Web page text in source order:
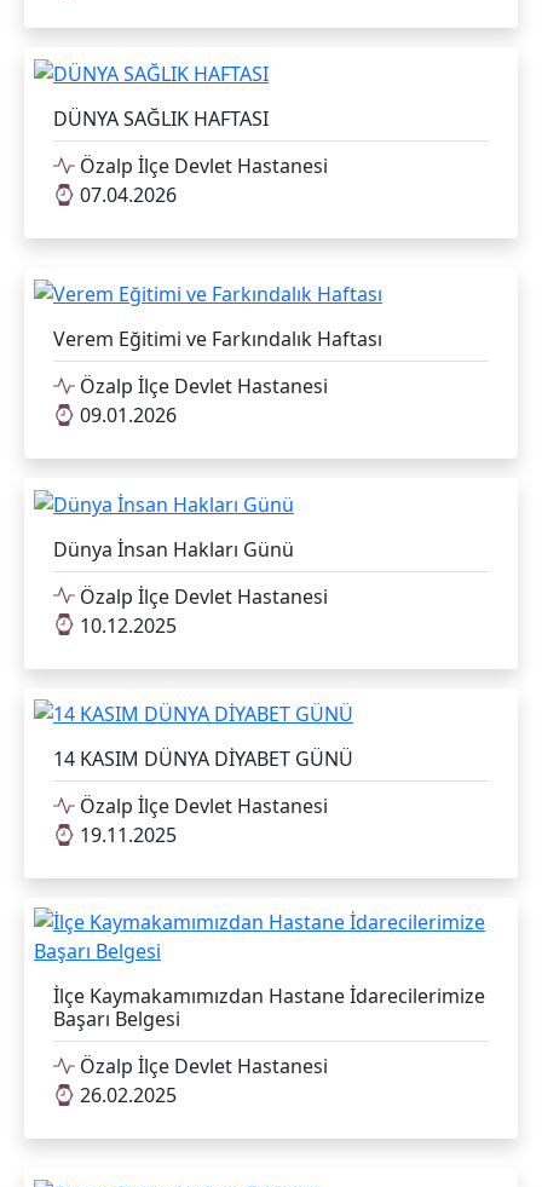
DÜNYA SAĞLIK HAFTASI
Özalp İlçe Devlet Hastanesi
07.04.2026
Verem Eğitimi ve Farkındalık Haftası
Özalp İlçe Devlet Hastanesi
09.01.2026
Dünya İnsan Hakları Günü
Özalp İlçe Devlet Hastanesi
10.12.2025
14 KASIM DÜNYA DİYABET GÜNÜ
Özalp İlçe Devlet Hastanesi
19.11.2025
İlçe Kaymakamımızdan Hastane İdarecilerimize
Başarı Belgesi
Özalp İlçe Devlet Hastanesi
26.02.2025